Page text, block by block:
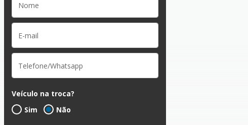
Veículo na troca?
Sim
Não